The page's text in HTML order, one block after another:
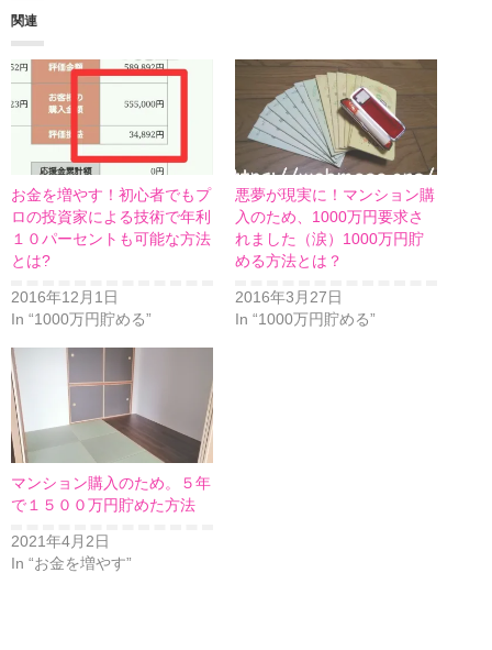
関連
​お金を増やす！初心者でもプ
ロの投資家による技術で年利
１０パーセントも可能な方法
とは?
2016年12月1日
In “1000万円貯める”
悪夢が現実に！マンション購
入のため、1000万円要求さ
れました（涙）1000万円貯
める方法とは？
2016年3月27日
In “1000万円貯める”
マンション購入のため。５年
で１５００万円貯めた方法
2021年4月2日
In “お金を増やす”